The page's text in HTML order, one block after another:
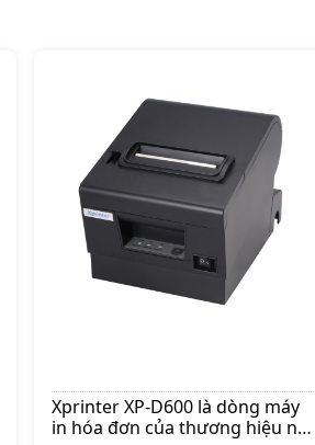
Xprinter XP-D600 là dòng máy
in hóa đơn của thương hiệu nổi